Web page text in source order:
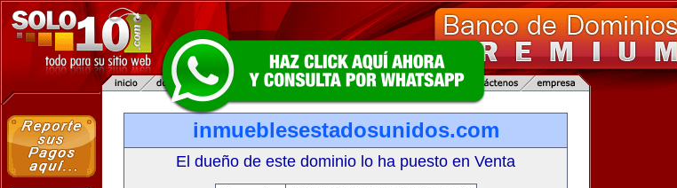
inmueblesestadosunidos.com
El dueño de este dominio lo ha puesto en Venta